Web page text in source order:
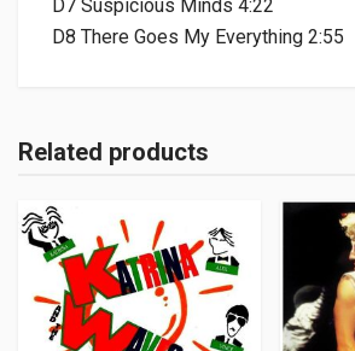
D7 Suspicious Minds 4:22
D8 There Goes My Everything 2:55
Related products